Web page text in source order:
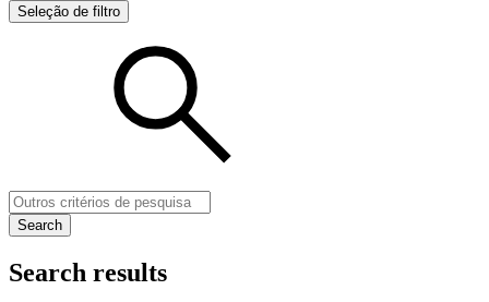
Seleção de filtro
Search
Search results